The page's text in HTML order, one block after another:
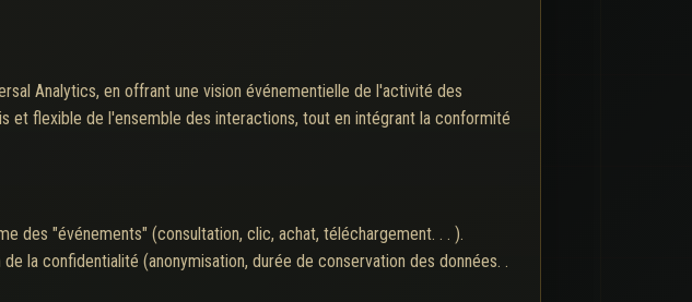
Analytics, en offrant une vision événementielle de l'activité des
et flexible de l'ensemble des interactions, tout en intégrant la conformité
des "événements" (consultation, clic, achat, téléchargement. . . ).
la confidentialité (anonymisation, durée de conservation des données. .